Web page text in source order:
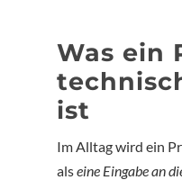
Was ein
ist
Im Alltag wird ein
alseine Eingabe an